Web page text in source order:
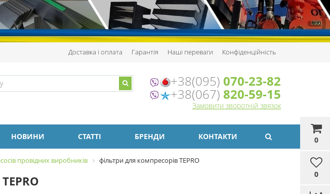
Доставка і оплата Гарантія Наші переваги Конфіденційність
0
0
+38(095) 070-23-82
+38(067) 820-59-15
Замовити зворотній звязок
НОВИНИ СТАТТІ БРЕНДИ КОНТАКТИ
провідних виробників фільтри для компресорів TEPRO